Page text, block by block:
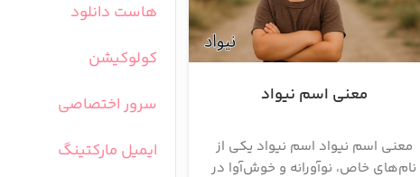
معنی اسم نیواد
معنی اسم نیواد اسم نیواد یکی از
نام‌های خاص، نوآورانه و خوش‌آوا در
معنی اسم نوآ
نوآ نامی پسرانه با
هاست دانلود
کولوکیشن
سرور اختصاصی
ایمیل مارکتینگ